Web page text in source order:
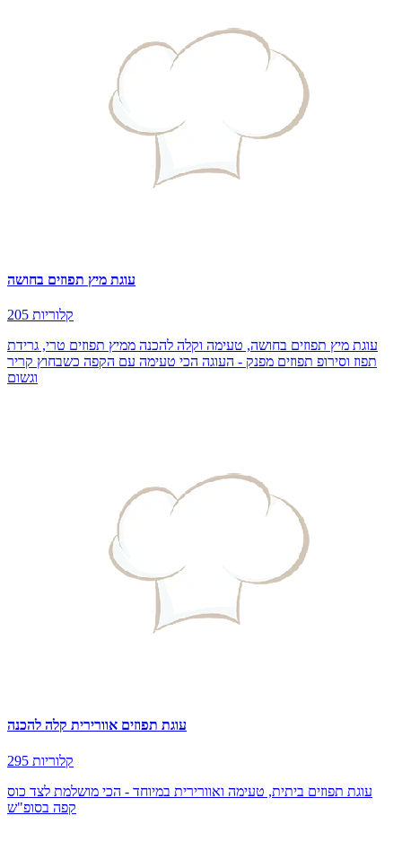
עוגת מיץ תפוזים בחושה
205 קלוריות
עוגת מיץ תפוזים בחושה, טעימה וקלה להכנה ממיץ תפוזים טרי, גרידת
תפוז וסירופ תפוזים מפנק - העוגה הכי טעימה עם הקפה כשבחוץ קריר
וגשום
עוגת תפוזים אוורירית קלה להכנה
295 קלוריות
עוגת תפוזים ביתית, טעימה ואוורירית במיוחד - הכי מושלמת לצד כוס
קפה בסופ"ש